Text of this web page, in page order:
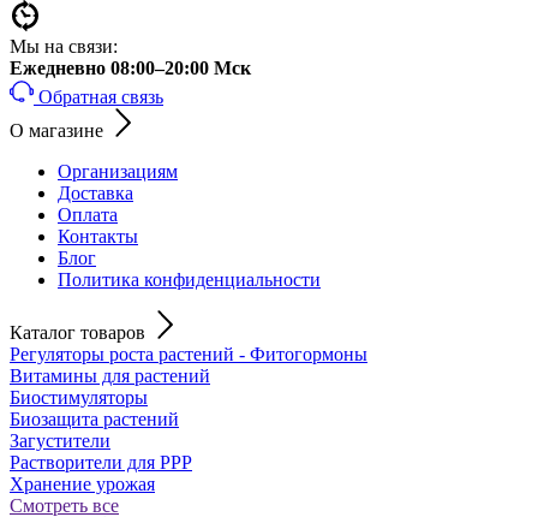
Мы на связи:
Ежедневно 08:00–20:00 Мск
Обратная связь
О магазине
Организациям
Доставка
Оплата
Контакты
Блог
Политика конфиденциальности
Каталог товаров
Регуляторы роста растений - Фитогормоны
Витамины для растений
Биостимуляторы
Биозащита растений
Загустители
Растворители для РРР
Хранение урожая
Смотреть все